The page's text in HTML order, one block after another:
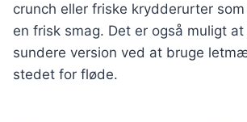
crunch eller friske krydderurter
en frisk smag. Det er også muligt at
sundere version ved at bruge
stedet for fløde.